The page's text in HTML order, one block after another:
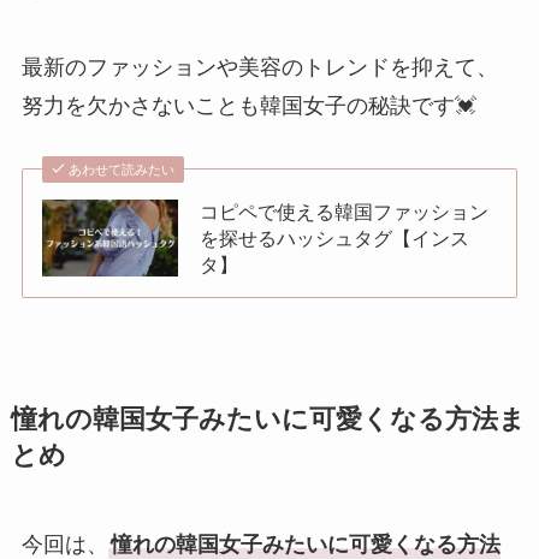
最新のファッションや美容のトレンドを抑えて、
努力を欠かさないことも韓国女子の秘訣です💓
あわせて読みたい
コピペで使える韓国ファッション
を探せるハッシュタグ【インス
タ】
憧れの韓国女子みたいに可愛くなる方法ま
とめ
今回は、 憧れの韓国女子みたいに可愛くなる方法